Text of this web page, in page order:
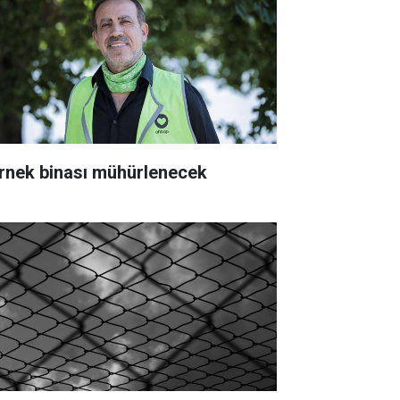
binası mühürlenecek